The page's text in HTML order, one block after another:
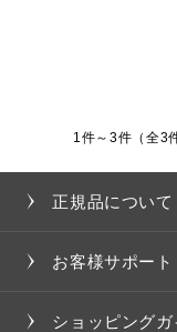
1件～3件（全3
正規品について
お客様サポート
ショッピングガ